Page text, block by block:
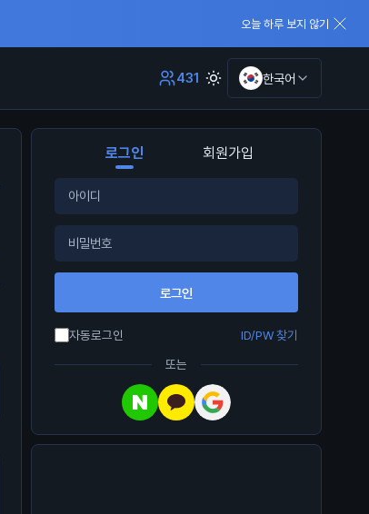
오늘 하루 보지 않기
431 한국어
로그인 회원가입
로그인
자동로그인
ID/PW 찾기
또는